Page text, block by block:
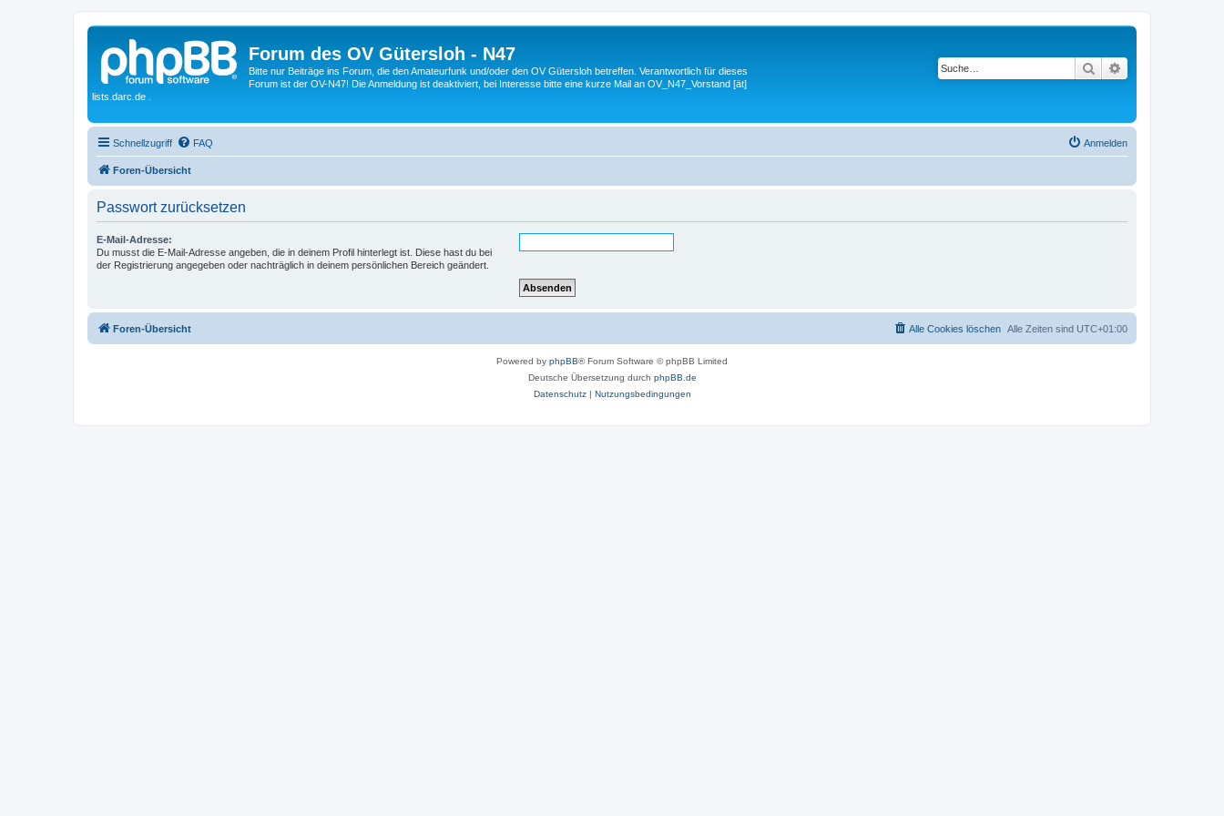
Forum des OV Gütersloh - N47
Bitte nur Beiträge ins Forum, die den Amateurfunk und/oder den OV Gütersloh betreffen. Verantwortlich für dieses
Forum ist der OV-N47! Die Anmeldung ist deaktiviert, bei Interesse bitte eine kurze Mail an OV_N47_Vorstand [ät]
lists.darc.de .
Suche
Schnellzugriff FAQ Anmelden
Foren-Übersicht
Passwort zurücksetzen
E-Mail-Adresse:
Du musst die E-Mail-Adresse angeben, die in deinem Profil hinterlegt ist. Diese hast du bei
der Registrierung angegeben oder nachträglich in deinem persönlichen Bereich geändert.
Foren-Übersicht Alle Zeiten sind UTC+01:00
Alle Cookies löschen
Powered by phpBB® Forum Software © phpBB Limited
Deutsche Übersetzung durch phpBB.de
Datenschutz| Nutzungsbedingungen